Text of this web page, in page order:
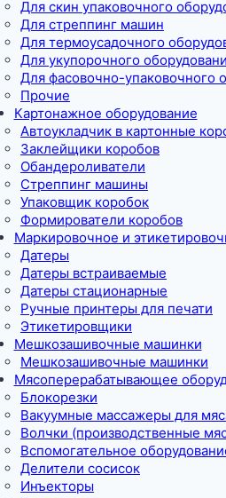
Для скин упаковочного
Для стреппинг машин
Для термоусадочного
Для укупорочного
Для фасовочно-упаковочного
Прочие
Картонажное оборудование
Автоукладчик в картонные
Заклейщики коробов
Обандероливатели
Стреппинг машины
Упаковщик коробок
Формирователи коробов
Маркировочное и
Датеры
Датеры встраиваемые
Датеры стационарные
Ручные принтеры для печати
Этикетировщики
Мешкозашивочные машинки
Мешкозашивочные машинки
Мясоперерабатывающее
Блокорезки
Вакуумные массажеры для
Волчки (производственные
Вспомогательное
Делители сосисок
Инъекторы